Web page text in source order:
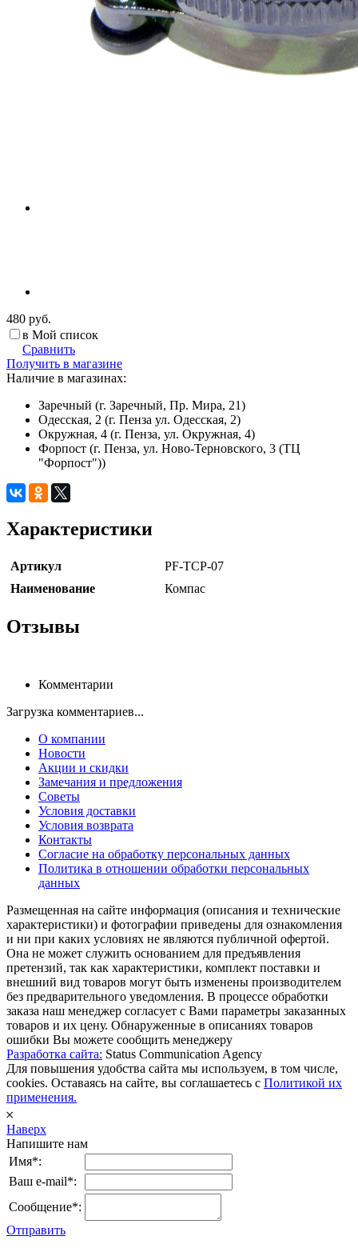
480 руб.
в Мой список
Сравнить
Получить в магазине
Наличие в магазинах:
Заречный (г. Заречный, Пр. Мира, 21)
Одесская, 2 (г. Пенза ул. Одесская, 2)
Окружная, 4 (г. Пенза, ул. Окружная, 4)
Форпост (г. Пенза, ул. Ново-Терновского, 3 (ТЦ
"Форпост"))
Характеристики
Артикул
PF-TCP-07
Наименование
Компас
Отзывы
Комментарии
Загрузка комментариев...
О компании
Новости
Акции и скидки
Замечания и предложения
Советы
Условия доставки
Условия возврата
Контакты
Согласие на обработку персональных данных
Политика в отношении обработки персональных
данных
Размещенная на сайте информация (описания и технические
характеристики) и фотографии приведены для ознакомления
и ни при каких условиях не являются публичной офертой.
Она не может служить основанием для предъявления
претензий, так как характеристики, комплект поставки и
внешний вид товаров могут быть изменены производителем
без предварительного уведомления. В процессе обработки
заказа наш менеджер согласует с Вами параметры заказанных
товаров и их цену. Обнаруженные в описаниях товаров
ошибки Вы можете сообщить менеджеру
Разработка сайта: Status Communication Agency
Для повышения удобства сайта мы используем, в том числе,
cookies. Оставаясь на сайте, вы соглашаетесь с Политикой их
применения.
𐄂
Наверх
Напишите нам
Имя*:
Ваш e-mail*:
Сообщение*:
Отправить